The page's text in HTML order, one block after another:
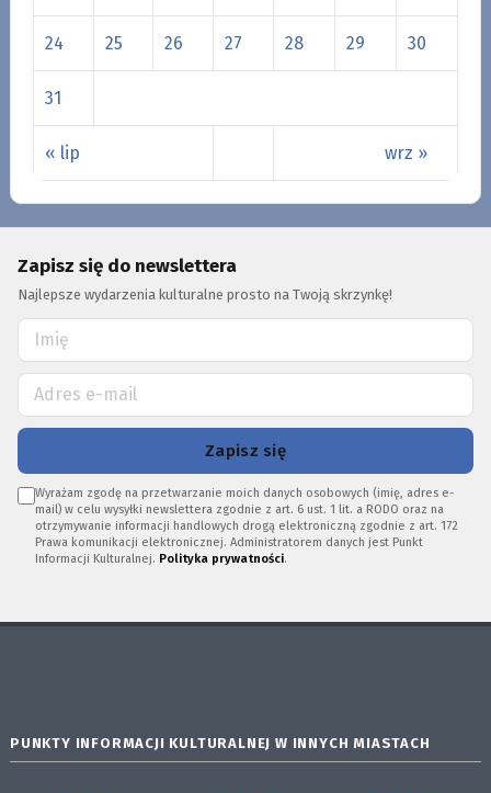
« lip wrz »
24 25 26 27 28 29 30
31
Zapisz się do newslettera
Najlepsze wydarzenia kulturalne prosto na Twoją skrzynkę!
Zapisz się
Wyrażam zgodę na przetwarzanie moich danych osobowych (imię, adres e-
mail) w celu wysyłki newslettera zgodnie z art. 6 ust. 1 lit. a RODO oraz na
otrzymywanie informacji handlowych drogą elektroniczną zgodnie z art. 172
Prawa komunikacji elektronicznej. Administratorem danych jest Punkt
Informacji Kulturalnej. Polityka prywatności.
PUNKTY INFORMACJI KULTURALNEJ W INNYCH MIASTACH